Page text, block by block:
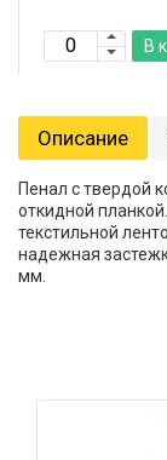
В
Описание
Пенал с твердой
откидной
текстильной
надежная
мм.